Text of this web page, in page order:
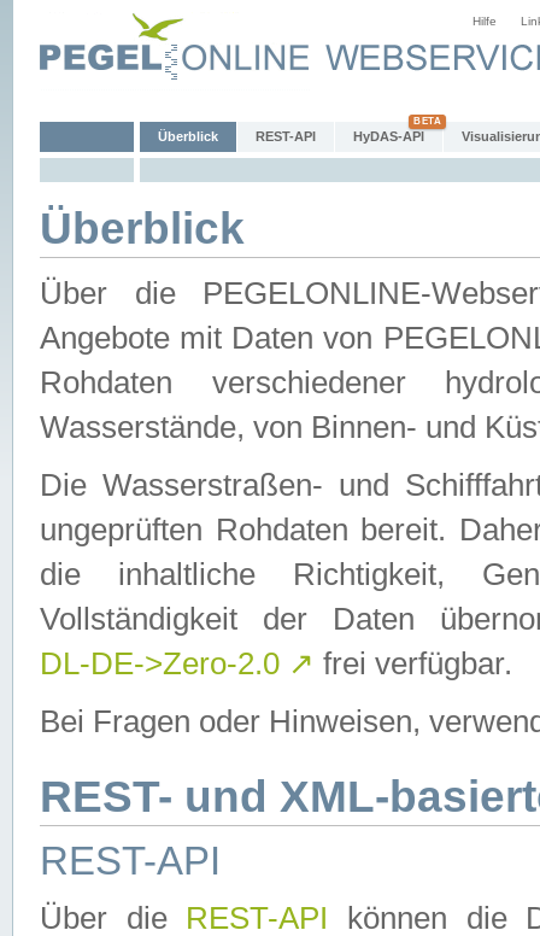
Hilfe
Überblick REST-API HyDAS-API
Überblick
Über die PEGELONLINE-
Angebote mit Daten von
Rohdaten verschiedener
Wasserstände, von Binnen- und
Die Wasserstraßen- und
ungeprüften Rohdaten bereit.
die inhaltliche Richtigkeit,
Vollständigkeit der Daten
DL-DE->Zero-2.0 ↗ frei verfügbar.
Bei Fragen oder Hinweisen,
REST- und XML-
REST-API
Über die REST-API können die